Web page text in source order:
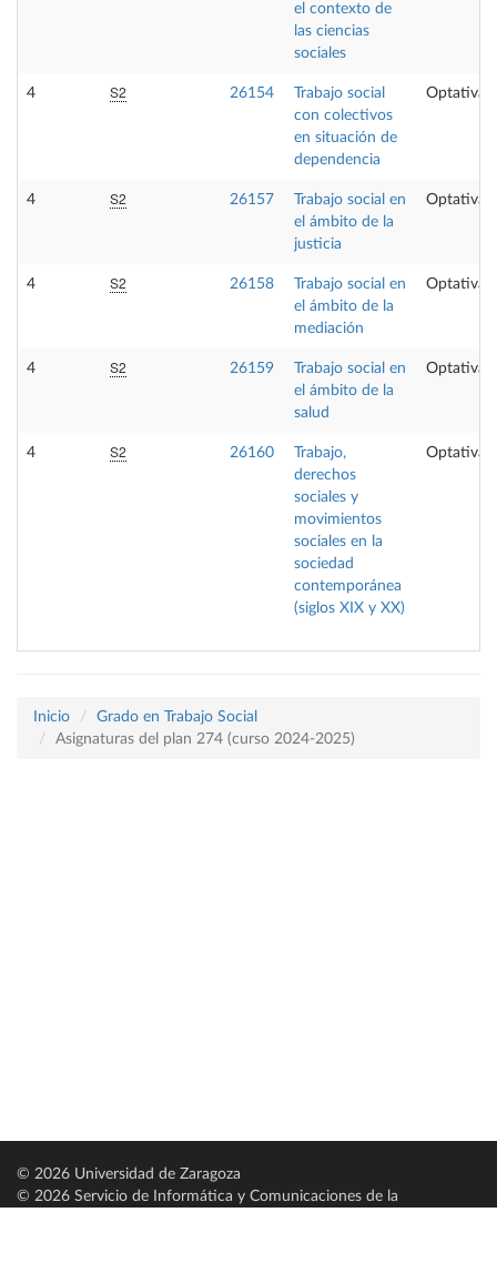
el contexto de
las ciencias
sociales
4 S2 26154
Trabajo social
con colectivos
en situación de
dependencia
Optativa
4 S2 26157
Trabajo social en
el ámbito de la
justicia
Optativa
4 S2 26158
Trabajo social en
el ámbito de la
mediación
Optativa
4 S2 26159
Trabajo social en
el ámbito de la
salud
Optativa
4 S2 26160
Trabajo,
derechos
sociales y
movimientos
sociales en la
sociedad
contemporánea
(siglos XIX y XX)
Optativa
Inicio
Grado en Trabajo Social
Asignaturas del plan 274 (curso 2024-2025)
© 2026 Universidad de Zaragoza
© 2026 Servicio de Informática y Comunicaciones de la